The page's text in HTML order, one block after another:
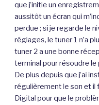
que j’initie un
aussitôt un écran qui
perdue ; si je regarde le
réglages, le tuner 1 n’a
tuner 2 a une bonne
terminal pour résoudre
De plus depuis que j’ai
régulièrement le son et il
Digital pour que le